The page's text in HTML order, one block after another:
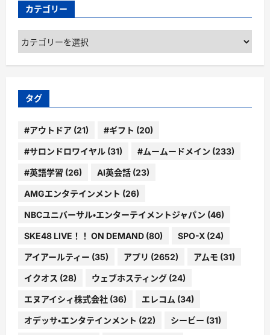
カテゴリー
カ
テ
ゴ
ー
タグ
#アウトドア (21) #ギフト (20)
#サロンドロワイヤル (31) #ムームードメイン (233)
#英語学習 (26) AI英会話 (23)
AMGエンタテインメント (26)
NBCユニバーサル・エンターテイメントジャパン (46)
SKE48 LIVE！！ ON DEMAND (80) SPO-X (24)
アイアールティー (35) アプリ (2652) アムモ (31)
イクオス (28) ウェブホスティング (24)
エヌアイシィ株式会社 (36) エレコム (34)
オデッサ・エンタテインメント (22) シービー (31)